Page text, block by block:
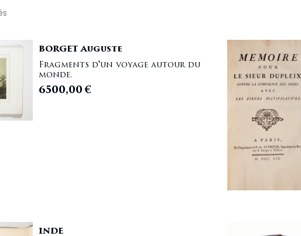
BORGET Auguste
Fragments d'un voyage autour du
monde.
6500,00€
INDE